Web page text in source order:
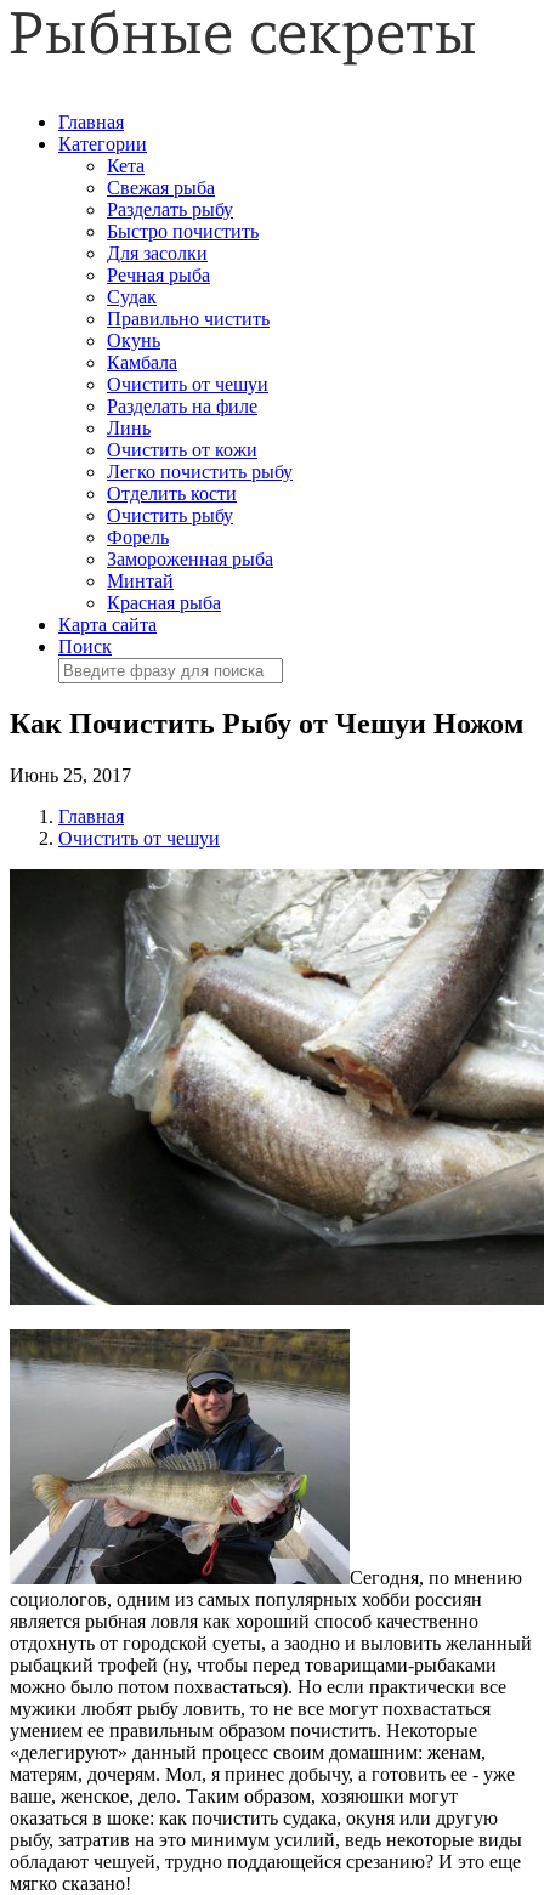
Главная
Категории
Кета
Свежая рыба
Разделать рыбу
Быстро почистить
Для засолки
Речная рыба
Судак
Правильно чистить
Окунь
Камбала
Очистить от чешуи
Разделать на филе
Линь
Очистить от кожи
Легко почистить рыбу
Отделить кости
Очистить рыбу
Форель
Замороженная рыба
Минтай
Красная рыба
Карта сайта
Поиск
Как Почистить Рыбу от Чешуи Ножом
Июнь 25, 2017
Главная
Очистить от чешуи
Сегодня, по мнению
социологов, одним из самых популярных хобби россиян
является рыбная ловля как хороший способ качественно
отдохнуть от городской суеты, а заодно и выловить желанный
рыбацкий трофей (ну, чтобы перед товарищами-рыбаками
можно было потом похвастаться). Но если практически все
мужики любят рыбу ловить, то не все могут похвастаться
умением ее правильным образом почистить. Некоторые
«делегируют» данный процесс своим домашним: женам,
матерям, дочерям. Мол, я принес добычу, а готовить ее - уже
ваше, женское, дело. Таким образом, хозяюшки могут
оказаться в шоке: как почистить судака, окуня или другую
рыбу, затратив на это минимум усилий, ведь некоторые виды
обладают чешуей, трудно поддающейся срезанию? И это еще
мягко сказано!